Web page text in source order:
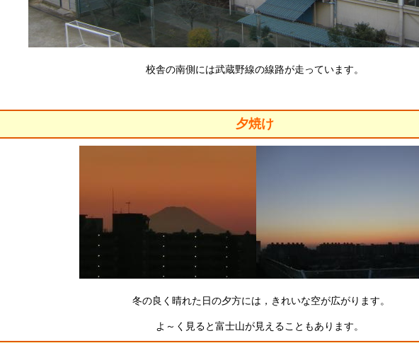
校舎の南側には武蔵野線の線路が走っています。
夕焼け
冬の良く晴れた日の夕方には，きれいな空が広がります。
よ～く見ると富士山が見えることもあります。